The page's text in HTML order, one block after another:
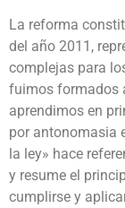
La reforma
del año 2011,
complejas para
fuimos formados
aprendimos en
por antonomasia
la ley» hace
y resume el
cumplirse y